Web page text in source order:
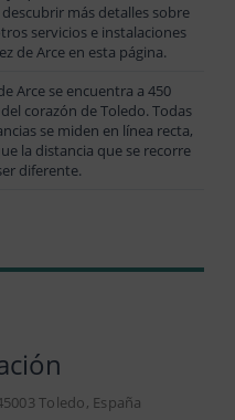
descubrir más detalles sobre
servicios e instalaciones
de Arce en esta página.
Arce se encuentra a 450
corazón de Toledo. Todas
se miden en línea recta,
la distancia que se recorre
diferente.
Toledo, España